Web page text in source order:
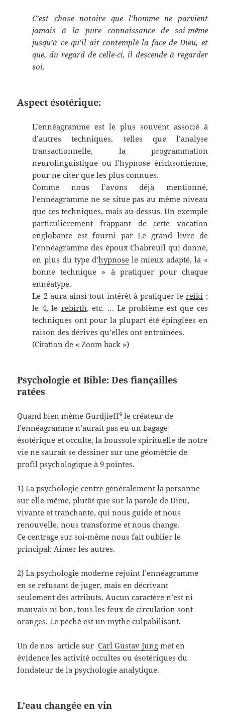
C’est chose notoire que l’homme ne parvient
jamais à la pure connaissance de soi-même
jusqu’à ce qu’il ait contemplé la face de Dieu, et
que, du regard de celle-ci, il descende à regarder
soi.
Aspect ésotérique:
L’ennéagramme est le plus souvent associé à
d’autres techniques, telles que l’analyse
transactionnelle, la programmation
neurolinguistique ou l’hypnose éricksonienne,
pour ne citer que les plus connues.
Comme nous l’avons déjà mentionné,
l’ennéagramme ne se situe pas au même niveau
que ces techniques, mais au-dessus. Un exemple
particulièrement frappant de cette vocation
englobante est fourni par Le grand livre de
l’ennéagramme des époux Chabreuil qui donne,
en plus du type d’hypnosele mieux adapté, la «
bonne technique » à pratiquer pour chaque
ennéatype.
Le 2aura ainsi tout intérêt à pratiquer lereiki ;
le 4, le rebirth, etc. … Le problème est que ces
techniques ont pour la plupart été épinglées en
raison des dérives qu’elles ont entraînées.
(Citation de « Zoom back »)
Psychologie et Bible: Des fiançailles
ratées
Quand bien même Gurdjieff4 le créateur de
l’ennéagramme n’aurait pas eu un bagage
ésotérique et occulte, la boussole spirituelle de notre
vie ne saurait se dessiner sur une géométrie de
profil psychologique à 9 pointes.
1) La psychologie centre généralement la personne
sur elle-même, plutôt que sur la parole de Dieu,
vivante et tranchante, qui nous guide et nous
renouvelle, nous transforme et nous change.
Ce centrage sur soi-même nous fait oublier le
principal: Aimer les autres.
2) La psychologie moderne rejoint l’ennéagramme
en se refusant de juger, mais en décrivant
seulement des attributs. Aucun caractère n’est ni
mauvais ni bon, tous les feux de circulation sont
oranges. Le péché est un mythe culpabilisant.
Un de nos article surCarl Gustav Jung met en
évidence les activité occultes ou ésotériques du
fondateur de la psychologie analytique.
L’eau changée en vin